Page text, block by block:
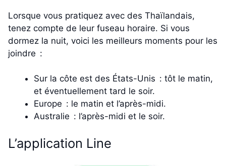
Lorsque vous pratiquez avec des Thaïlandais,
tenez compte de leur fuseau horaire. Si vous
dormez la nuit, voici les meilleurs moments pour les
joindre :
Sur la côte est des États-Unis : tôt le matin,
et éventuellement tard le soir.
Europe : le matin et l’après-midi.
Australie : l’après-midi et le soir.
L’application Line